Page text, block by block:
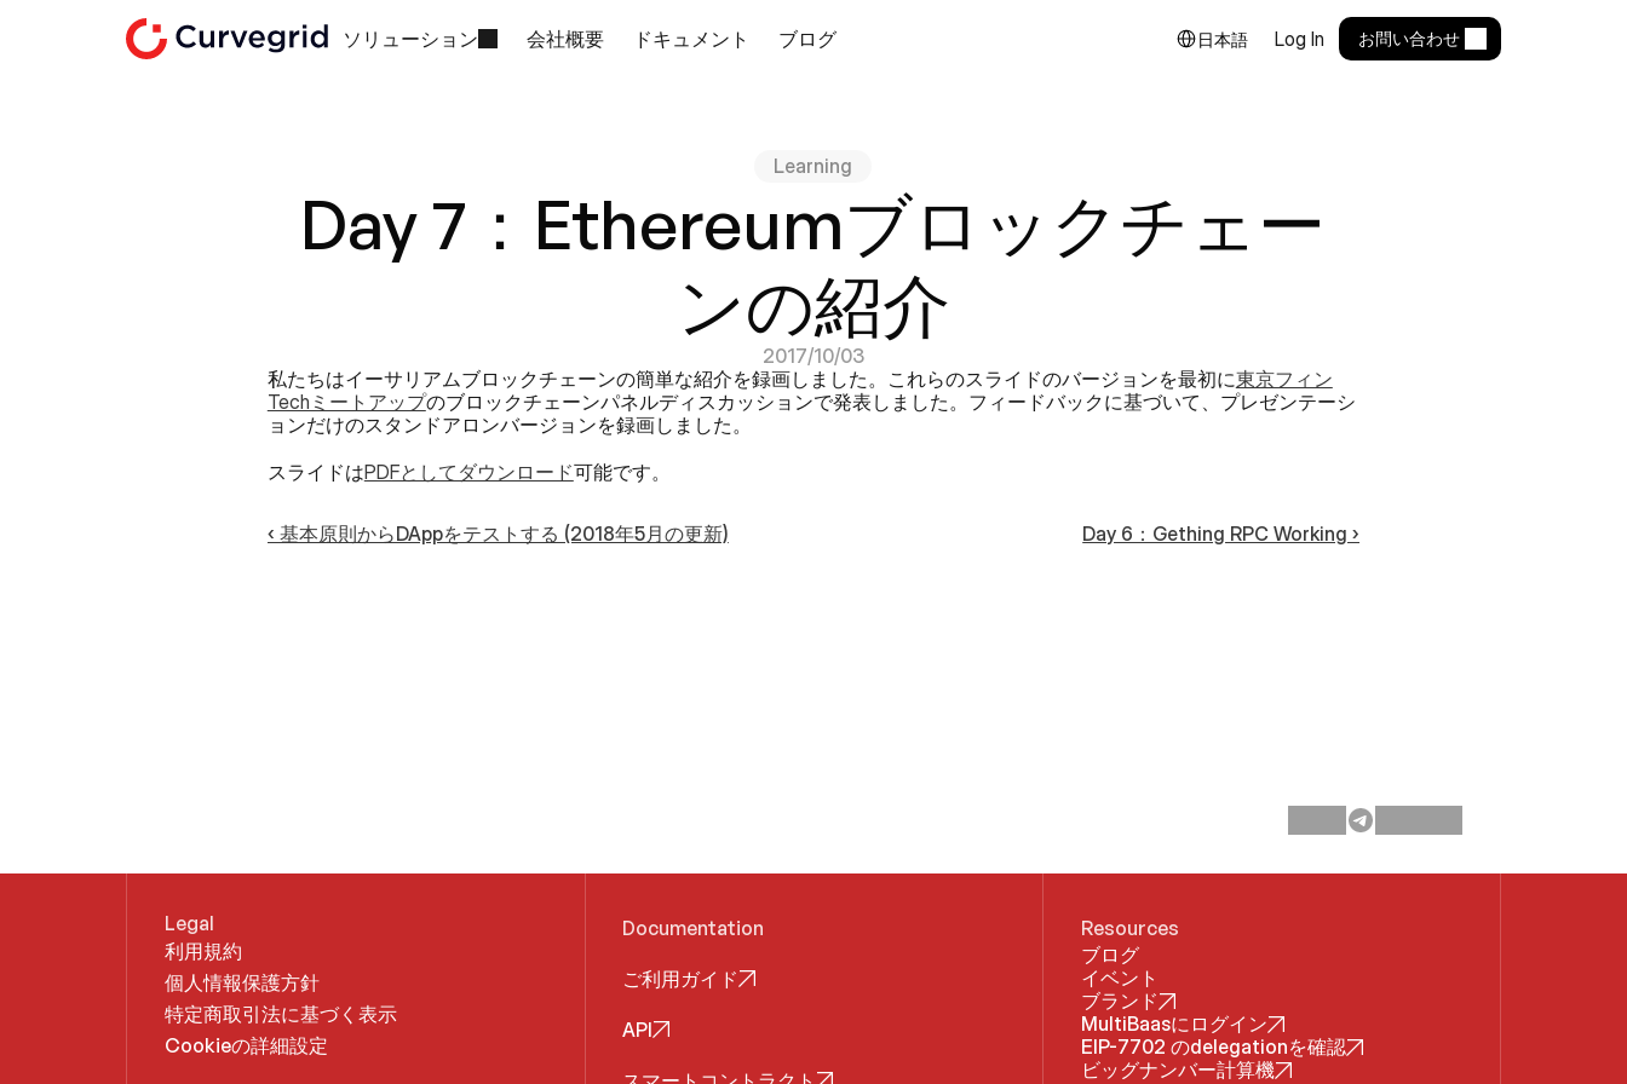
ソリューション 会社概要 ドキュメント ブログ 日本語 Log In お問い合わせ
Learning
Day 7：Ethereumブロックチェー
ンの紹介
2017/10/03
私たちはイーサリアムブロックチェーンの簡単な紹介を録画しました。これらのスライドのバージョンを最初に東京フィン
Techミートアップのブロックチェーンパネルディスカッションで発表しました。フィードバックに基づいて、プレゼンテーシ
ョンだけのスタンドアロンバージョンを録画しました。
スライドはPDFとしてダウンロード可能です。
‹ 基本原則からDAppをテストする (2018年5月の更新) Day 6：Gething RPC Working ›
Legal
利用規約
個人情報保護方針
特定商取引法に基づく表示
Cookieの詳細設定
Documentation
ご利用ガイド
API
Resources
ブログ
イベント
ブランド
MultiBaasにログイン
EIP-7702 のdelegationを確認
ビッグナンバー計算機